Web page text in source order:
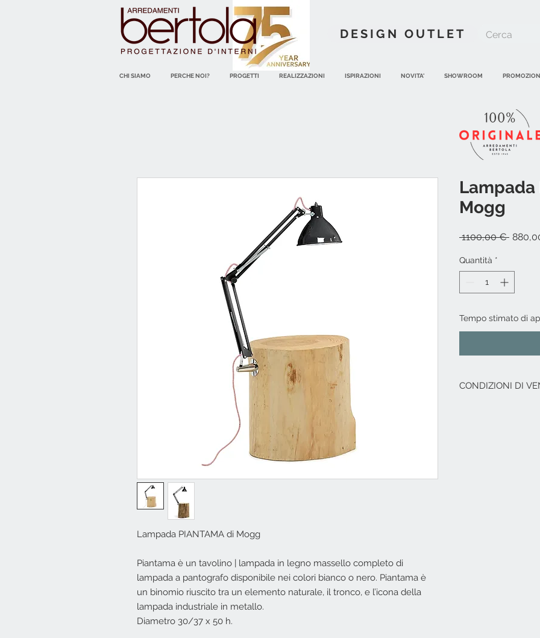
DESIGN OUTLET
CHI SIAMO PERCHE NOI? PROGETTI REALIZZAZIONI ISPIRAZIONI NOVITA' SHOWROOM
Lampada PIANTAMA di Mogg
Piantama è un tavolino | lampada in legno massello completo di
lampada a pantografo disponibile nei colori bianco o nero. Piantama è
un binomio riuscito tra un elemento naturale, il tronco, e l’icona della
lampada industriale in metallo.
Diametro 30/37 x 50 h.
Lampada
Mogg
1100,00 € Prezzo
Quantità *
Tempo stimato di
CONDIZIONI DI